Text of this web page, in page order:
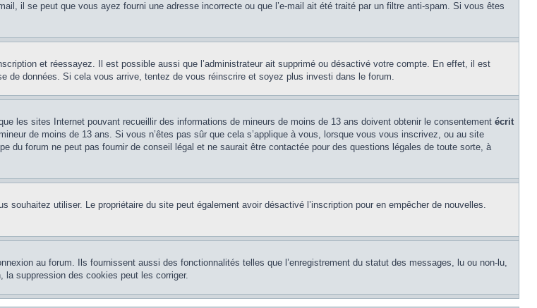
il se peut que vous ayez fourni une adresse incorrecte ou que l’e-mail ait été traité par un filtre anti-spam. Si vous êtes
et réessayez. Il est possible aussi que l’administrateur ait supprimé ou désactivé votre compte. En effet, il est
de données. Si cela vous arrive, tentez de vous réinscrire et soyez plus investi dans le forum.
les sites Internet pouvant recueillir des informations de mineurs de moins de 13 ans doivent obtenir le consentement écrit
de moins de 13 ans. Si vous n’êtes pas sûr que cela s’applique à vous, lorsque vous vous inscrivez, ou au site
du forum ne peut pas fournir de conseil légal et ne saurait être contactée pour des questions légales de toute sorte, à
souhaitez utiliser. Le propriétaire du site peut également avoir désactivé l’inscription pour en empêcher de nouvelles.
au forum. Ils fournissent aussi des fonctionnalités telles que l’enregistrement du statut des messages, lu ou non-lu,
la suppression des cookies peut les corriger.